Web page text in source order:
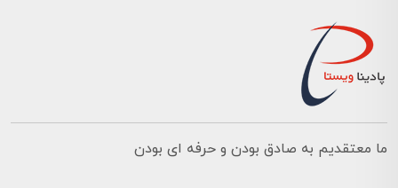
ما معتقدیم به صادق بودن و حرفه ای بودن